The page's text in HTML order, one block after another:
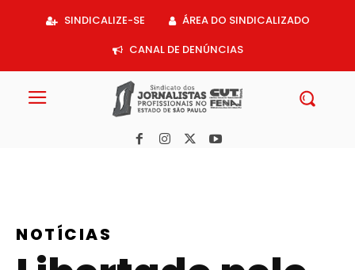
SINDICALIZE-SE
ÁREA DO SINDICALIZADO
CANAL DE DENÚNCIAS
NOTÍCIAS